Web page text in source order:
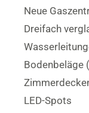
Neue
Dreifach
Bodenbeläge
LED-Spots